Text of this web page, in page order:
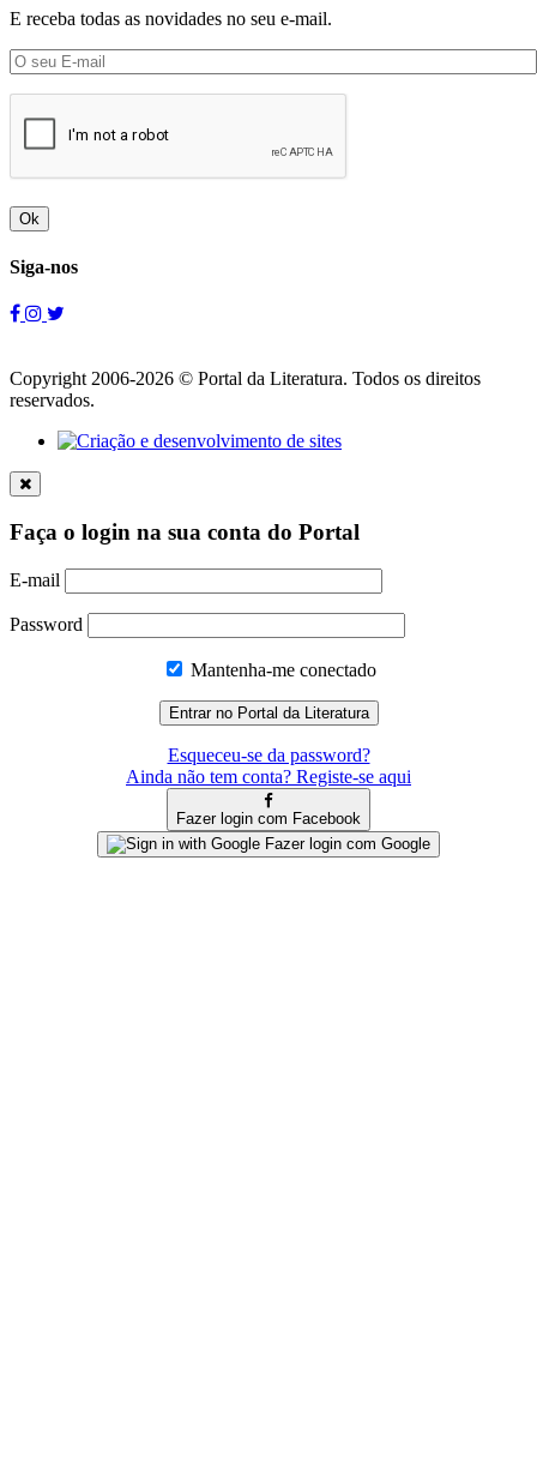
E receba todas as novidades no seu e-mail.
Ok
Siga-nos
Copyright 2006-2026 © Portal da Literatura. Todos os direitos
reservados.
Faça o login na sua conta do Portal
E-mail
Password
Mantenha-me conectado
Esqueceu-se da password?
Ainda não tem conta? Registe-se aqui
Fazer login com Facebook
Fazer login com Google